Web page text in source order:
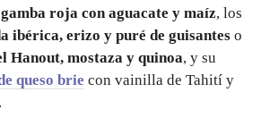
roja con aguacate y maíz, los
ibérica, erizo y puré de guisantes o
Hanout, mostaza y quinoa, y su
queso brie con vainilla de Tahití y